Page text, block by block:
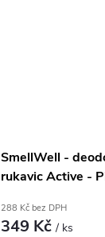
SmellWell -
rukavic Active -
288 Kč bez DPH
349 Kč/ ks